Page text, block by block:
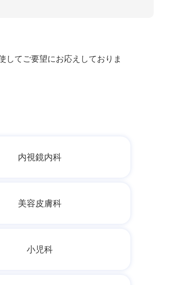
してご要望にお応えしておりま
内視鏡内科
美容皮膚科
小児科